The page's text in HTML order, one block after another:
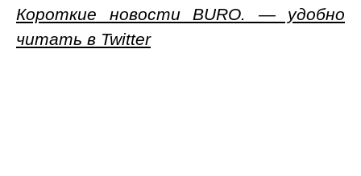
Короткие новости BURO. — удобно
читать в Twitter